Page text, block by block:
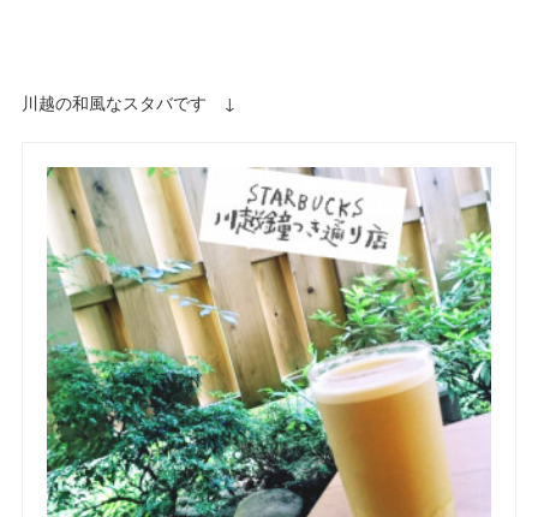
川越の和風なスタバです ↓